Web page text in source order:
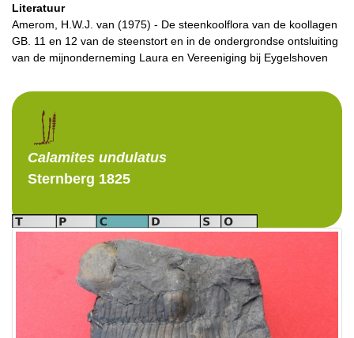
Literatuur
Amerom, H.W.J. van (1975) - De steenkoolflora van de koollagen
GB. 11 en 12 van de steenstort en in de ondergrondse ontsluiting
van de mijnonderneming Laura en Vereeniging bij Eygelshoven
Calamites undulatus
Sternberg 1825